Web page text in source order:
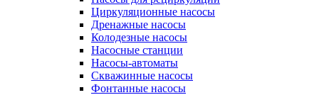
Циркуляционные насосы
Дренажные насосы
Колодезные насосы
Насосные станции
Насосы-автоматы
Скважинные насосы
Фонтанные насосы